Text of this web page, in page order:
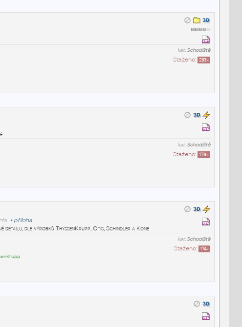
kat:Schodiště
Staženo: 233x
kat:Schodiště
Staženo: 179x
+ příloha
detailu, dle výrobků ThyssenKrupp, Otis, Schindler a Kone
kat:Schodiště
Staženo: 174x